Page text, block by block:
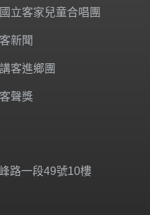
國立客家兒童合唱團
客新聞
講客進鄉團
客聲獎
路一段49號10樓